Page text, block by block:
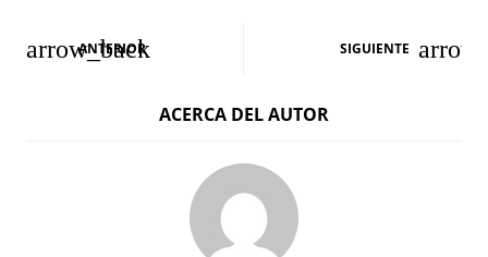
N
ANTERIOR SIGUIENTE
ACERCA DEL AUTOR